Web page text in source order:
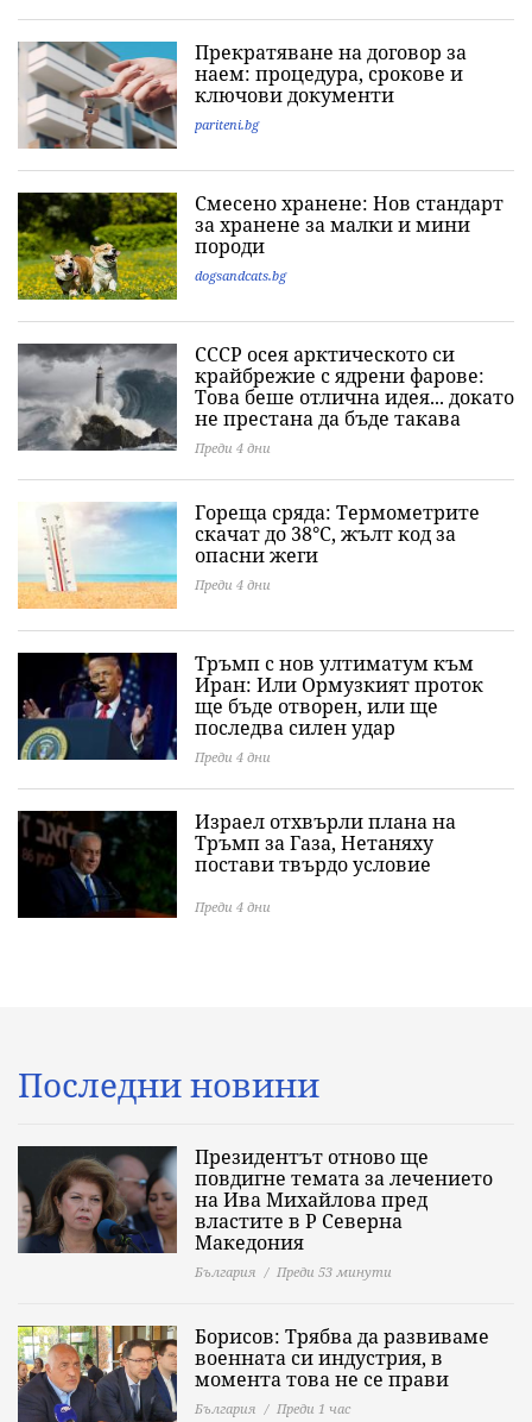
Прекратяване на договор за
наем: процедура, срокове и
ключови документи
pariteni.bg
Смесено хранене: Нов стандарт
за хранене за малки и мини
породи
dogsandcats.bg
СССР осея арктическото си
крайбрежие с ядрени фарове:
Това беше отлична идея... докато
не престана да бъде такава
Преди 4 дни
Гореща сряда: Термометрите
скачат до 38°C, жълт код за
опасни жеги
Преди 4 дни
Тръмп с нов ултиматум към
Иран: Или Ормузкият проток
ще бъде отворен, или ще
последва силен удар
Преди 4 дни
Израел отхвърли плана на
Тръмп за Газа, Нетаняху
постави твърдо условие
Преди 4 дни
Последни новини
Президентът отново ще
повдигне темата за лечението
на Ива Михайлова пред
властите в Р Северна
Македония
България Преди 53 минути
Борисов: Трябва да развиваме
военната си индустрия, в
момента това не се прави
България Преди 1 час